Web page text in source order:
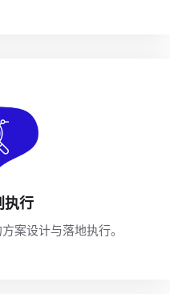
执行
案设计与落地执行。